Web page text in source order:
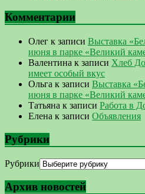
Комментарии
Олег к записи Выставка
июня в парке «Великий
Валентина к записи Хлеб
имеет особый вкус
Ольга к записи Выставка
июня в парке «Великий
Татьяна к записи Работа в
Елена к записи Объявления
Рубрики
Рубрики
Архив новостей